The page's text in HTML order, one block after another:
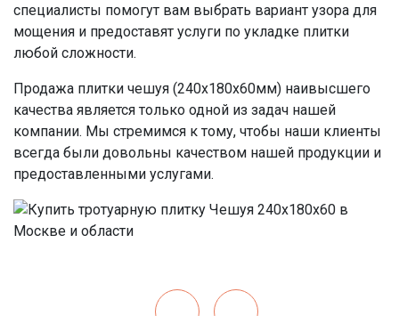
специалисты помогут вам выбрать вариант узора для
мощения и предоставят услуги по укладке плитки
любой сложности.
Продажа плитки чешуя (240x180x60мм) наивысшего
качества является только одной из задач нашей
компании. Мы стремимся к тому, чтобы наши клиенты
всегда были довольны качеством нашей продукции и
предоставленными услугами.